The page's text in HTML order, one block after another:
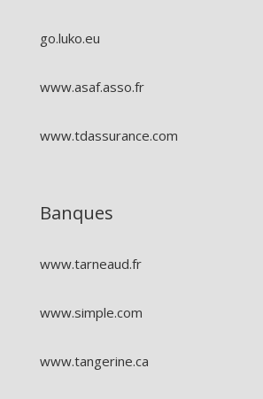
go.luko.eu
www.asaf.asso.fr
www.tdassurance.com
Banques
www.tarneaud.fr
www.simple.com
www.tangerine.ca